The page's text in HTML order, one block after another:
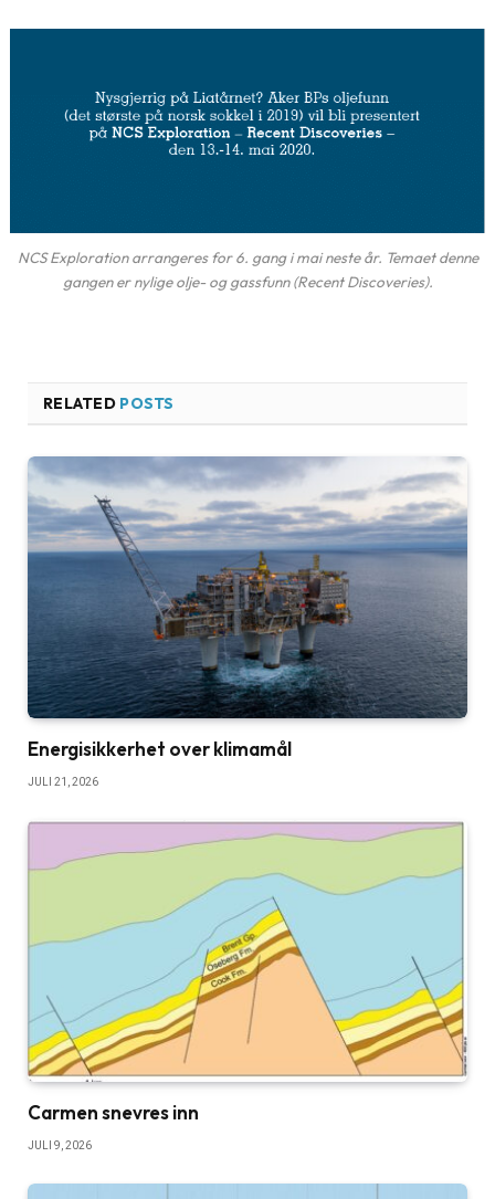
NCS Exploration arrangeres for 6. gang i mai neste år. Temaet denne
gangen er nylige olje- og gassfunn (Recent Discoveries).
RELATED POSTS
Energisikkerhet over klimamål
JULI 21, 2026
Carmen snevres inn
JULI 9, 2026